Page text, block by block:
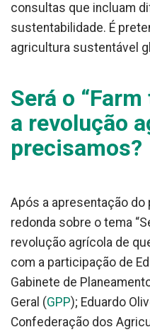
consultas que incluam
sustentabilidade. É
agricultura sustentável
Será o
a revolução
precisamos?
Após a apresentação do
redonda sobre o tema
revolução agrícola de
com a participação de
Gabinete de
Geral (GPP); Eduardo
Confederação dos